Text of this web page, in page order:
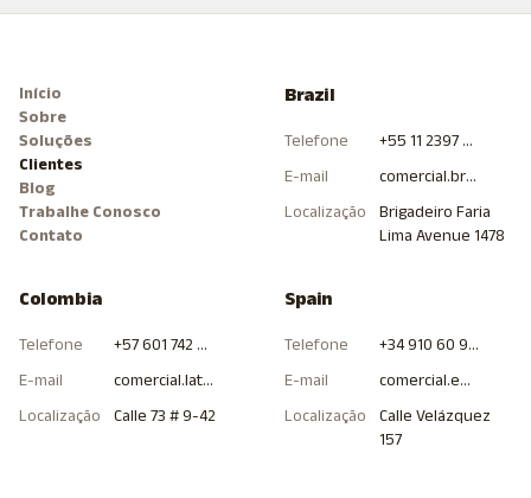
Início
Sobre
Soluções
Clientes
Blog
Trabalhe Conosco
Contato
Brazil
Telefone
+55 11 2397 0000
E-mail
comercial.brasil@hitcommunications.com
Localização
Brigadeiro Faria
Lima Avenue 1478
Colombia
Telefone
+57 601 742 4000
E-mail
comercial.latam.col@hitcommunications.com
Localização
Calle 73 # 9-42
Spain
Telefone
+34 910 60 98 99
E-mail
comercial.europa.esp@hitcommunications.com
Localização
Calle Velázquez
157